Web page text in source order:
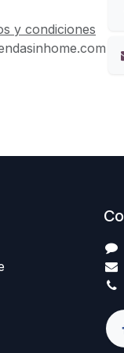
y condiciones